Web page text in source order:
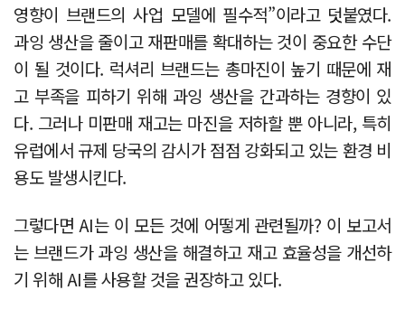
영향이 브랜드의 사업 모델에 필수적”이라고 덧붙였다.
과잉 생산을 줄이고 재판매를 확대하는 것이 중요한 수단
이 될 것이다. 럭셔리 브랜드는 총마진이 높기 때문에 재
고 부족을 피하기 위해 과잉 생산을 간과하는 경향이 있
다. 그러나 미판매 재고는 마진을 저하할 뿐 아니라, 특히
유럽에서 규제 당국의 감시가 점점 강화되고 있는 환경 비
용도 발생시킨다.
그렇다면 AI는 이 모든 것에 어떻게 관련될까? 이 보고서
는 브랜드가 과잉 생산을 해결하고 재고 효율성을 개선하
기 위해 AI를 사용할 것을 권장하고 있다.